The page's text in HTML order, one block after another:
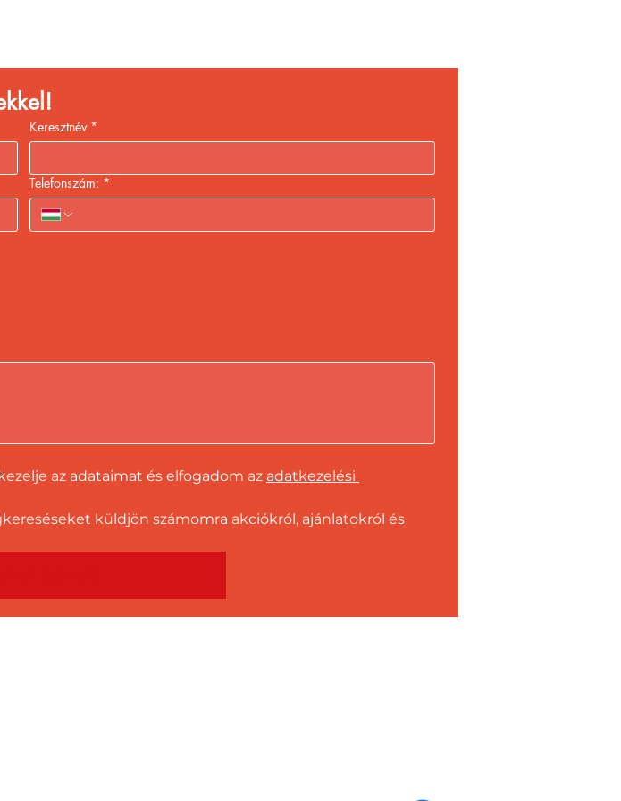
Keresztnév *
Telefonszám: *
az adataimat és elfogadom az adatkezelési
küldjön számomra akciókról, ajánlatokról és